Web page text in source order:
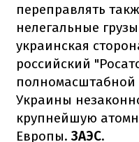
переправлять
нелегальные
украинская
российский
полномасштабной
Украины
крупнейшую
Европы. ЗАЭС.